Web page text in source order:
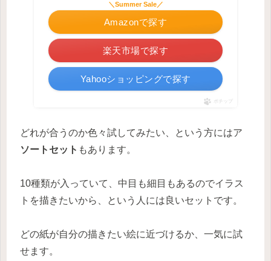
＼Summer Sale／
Amazonで探す
楽天市場で探す
Yahooショッピングで探す
ポチップ
どれが合うのか色々試してみたい、という方にはア
ソートセット もあります。
10種類が入っていて、中目も細目もあるのでイラス
トを描きたいから、という人には良いセットです。
どの紙が自分の描きたい絵に近づけるか、一気に試
せます。